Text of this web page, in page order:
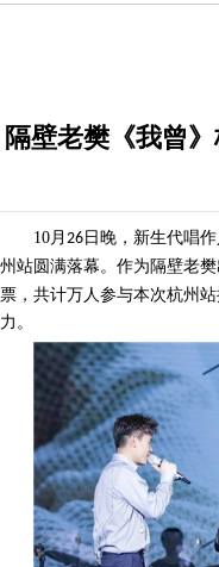
隔壁老樊《我曾
10月 26 日晚，新生代唱
州站圆满落幕。作为隔壁老
票，共计万人参与本次杭州
力。